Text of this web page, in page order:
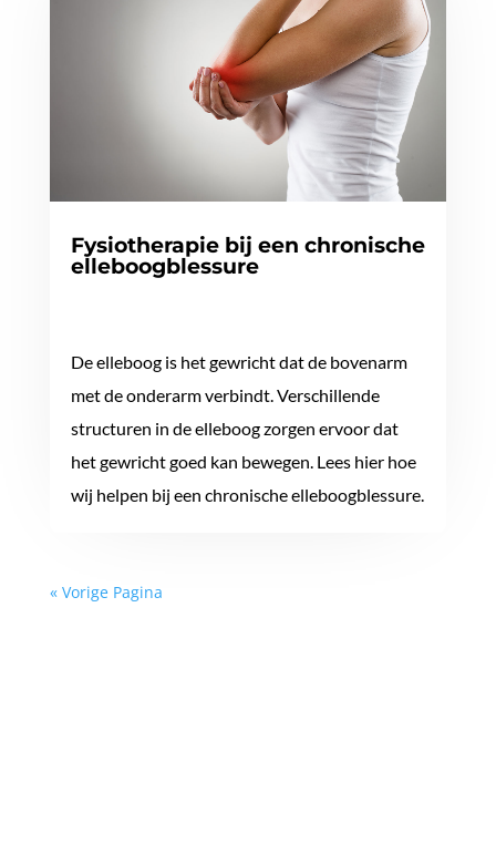
Fysiotherapie bij een chronische
elleboogblessure
De elleboog is het gewricht dat de bovenarm
met de onderarm verbindt. Verschillende
structuren in de elleboog zorgen ervoor dat
het gewricht goed kan bewegen. Lees hier hoe
wij helpen bij een chronische elleboogblessure.
« Vorige Pagina